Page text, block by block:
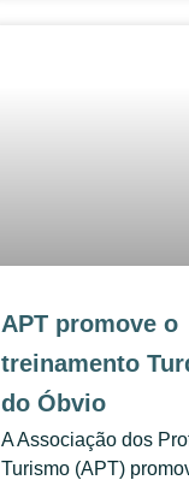
APT promove o
treinamento
do Óbvio
A Associação dos
Turismo (APT)